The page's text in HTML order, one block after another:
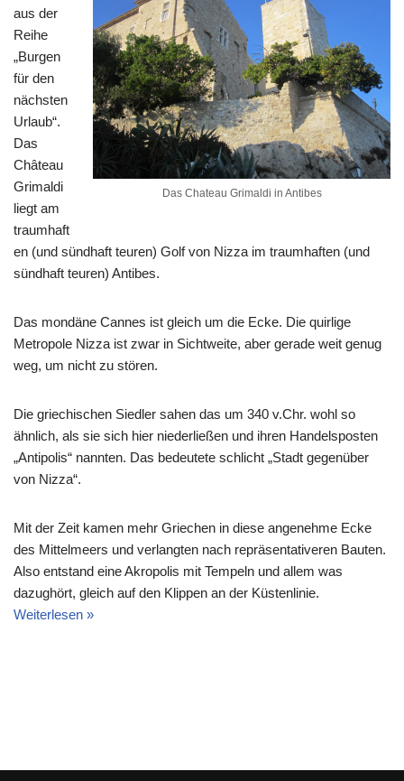
Das Chateau Grimaldi in Antibes
aus der
Reihe
„Burgen
für den
nächsten
Urlaub“.
Das
Château
Grimaldi
liegt am
traumhaft
en (und sündhaft teuren) Golf von Nizza im traumhaften (und
sündhaft teuren) Antibes.
Das mondäne Cannes ist gleich um die Ecke. Die quirlige
Metropole Nizza ist zwar in Sichtweite, aber gerade weit genug
weg, um nicht zu stören.
Die griechischen Siedler sahen das um 340 v.Chr. wohl so
ähnlich, als sie sich hier niederließen und ihren Handelsposten
„Antipolis“ nannten. Das bedeutete schlicht „Stadt gegenüber
von Nizza“.
Mit der Zeit kamen mehr Griechen in diese angenehme Ecke
des Mittelmeers und verlangten nach repräsentativeren Bauten.
Also entstand eine Akropolis mit Tempeln und allem was
dazughört, gleich auf den Klippen an der Küstenlinie.
Weiterlesen »